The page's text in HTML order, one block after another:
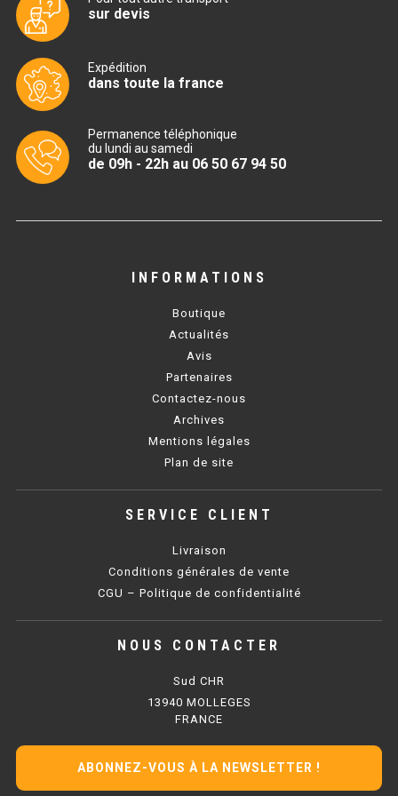
TABLE RÉFRIGÉRÉE
TABLE 600
TABLE 700 VITRÉE
TABLE CONGÉLATEUR
SOUBASSEMENT RÉFRIGÉRÉ
TABLE DE PRÉPARATION
SALADETTE COMPACTE
SALADETTE 800 VITRÉE
sur devis
Expédition
dans toute la france
Permanence téléphonique
du lundi au samedi
de 09h - 22h au 06 50 67 94 50
INFORMATIONS
Boutique
Actualités
Avis
Partenaires
Contactez-nous
Archives
Mentions légales
Plan de site
SERVICE CLIENT
Livraison
Conditions générales de vente
CGU – Politique de confidentialité
NOUS CONTACTER
Sud CHR
13940 MOLLEGES
FRANCE
ABONNEZ-VOUS À LA NEWSLETTER !